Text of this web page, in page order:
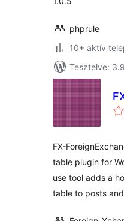
phprule
10+ aktív
Tesztelve:
FX-
table plugin for
use tool adds a
table to posts